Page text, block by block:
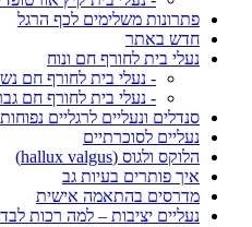
פתרונות משלימים לכף הרגל
חדש באתר
נעלי בית לחורף חם ונוח
- נעלי בית לחורף חם
- נעלי בית לחורף חם
סנדלים ונעליים לרגליים
נעליים לסוכרתיים
הלוקס ולגוס (hallux valgus)
איך פותרים בעיות גב
מדרסים בהתאמה אישית
נעליים יציבות – למה רכות